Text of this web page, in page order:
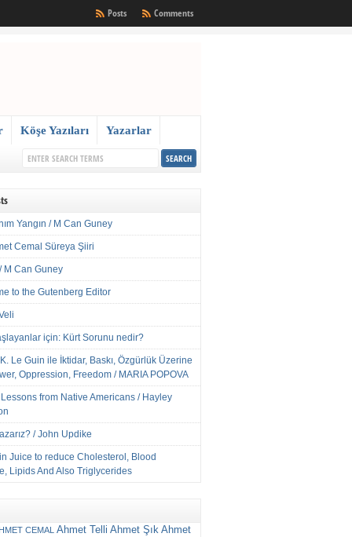
Comments
Posts
Köşe Yazıları Yazarlar
Yangın / M Can Guney
Cemal Süreya Şiiri
M Can Guney
to the Gutenberg Editor
için: Kürt Sorunu nedir?
Le Guin ile İktidar, Baskı, Özgürlük Üzerine
Oppression, Freedom / MARIA POPOVA
from Native Americans / Hayley
/ John Updike
Juice to reduce Cholesterol, Blood
Lipids And Also Triglycerides
CEMAL Ahmet Telli Ahmet Şık Ahmet